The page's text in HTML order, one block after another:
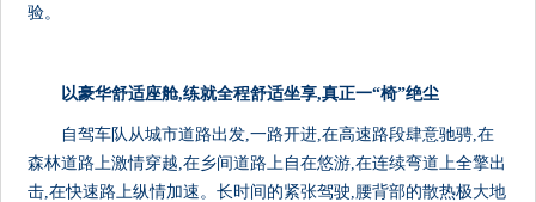
验。
以豪华舒适座舱,练就全程舒适坐享,真正一“椅”绝尘
自驾车队从城市道路出发,一路开进,在高速路段肆意驰骋,在
森林道路上激情穿越,在乡间道路上自在悠游,在连续弯道上全擎出
击,在快速路上纵情加速。长时间的紧张驾驶,腰背部的散热极大地